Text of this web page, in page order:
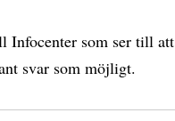
Infocenter som ser till
svar som möjligt.